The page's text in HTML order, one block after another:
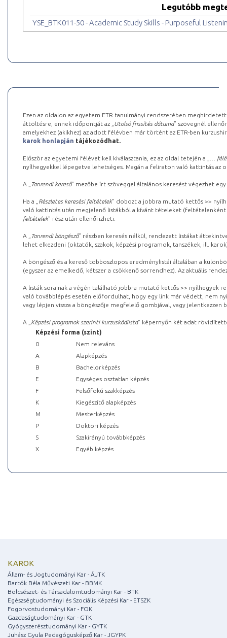
Legutóbb
YSE_BTK011-50 - Academic Study Skills - Purposeful
Ezen az oldalon az egyetem ETR tanulmányi rendszerében
áttöltésre, ennek időpontját az „ Utolsó frissítés dátuma” szövegnél
amelyekhez (akikhez) az adott félévben már történt az ETR-ben
karok honlapján tájékozódhat.
Először az egyetemi félévet kell kiválasztania, ez az oldal tetején a „
…
nyílhegyekkel lépegetve lehetséges. Magán a feliraton való kattintás az
A „ Tanrendi kereső” mezőbe írt szöveggel általános keresést végezhet
Ha a „ Részletes keresési feltételek” dobozt a jobbra mutató kettős >>
való kattintás után megjelenő listákból a kívánt tételeket (feltételenként
feltételek” rész után ellenőrizheti.
A „ Tanrendi böngésző” részben keresés nélkül, rendezett listákat
lehet elkezdeni (oktatók, szakok, képzési programok, tanszékek, ill.
A böngésző és a kereső többoszlopos eredménylistái általában a
(egyszer az emelkedő, kétszer a csökkenő sorrendhez). Az aktuális
A listák sorainak a végén található jobbra mutató kettős >> nyílhegyek
való továbblépés esetén előfordulhat, hogy egy link már védett, nem
vagy lépjen vissza a böngészője megfelelő gombjával, vagy
A „ Képzési programok szerinti kurzuskódlista” képernyőn két adat
Képzési forma (szint)
0
Nem releváns
A
Alapképzés
B
Bachelorképzés
E
Egységes osztatlan képzés
F
Felsőfokú szakképzés
K
Kiegészítő alapképzés
M
Mesterképzés
P
Doktori képzés
S
Szakirányú továbbképzés
X
Egyéb képzés
KAROK
Állam- és Jogtudományi Kar - ÁJTK
Bartók Béla Művészeti Kar - BBMK
Bölcsészet- és Társadalomtudományi Kar - BTK
Egészségtudományi és Szociális Képzési Kar - ETSZK
Fogorvostudományi Kar - FOK
Gazdaságtudományi Kar - GTK
Gyógyszerésztudományi Kar - GYTK
Juhász Gyula Pedagógusképző Kar - JGYPK